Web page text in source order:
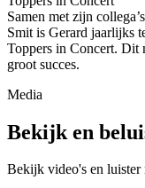
Samen met zijn
Smit is Gerard jaarlijks
Toppers in Concert. Dit
groot succes.
Media
Bekijk en
Bekijk video's en luister